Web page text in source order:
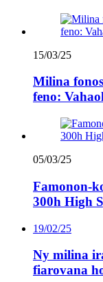
15/03/25
Milina
feno:
05/03/25
Famonon-
300h High
19/02/25
Ny milina
fiarovana